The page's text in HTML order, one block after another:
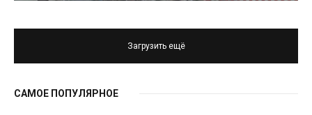
Загрузить ещё
САМОЕ ПОПУЛЯРНОЕ